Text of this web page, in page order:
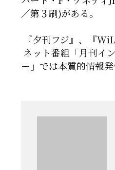
／第３刷)がある。
『夕刊フジ』、『
ネット番組「月刊イ
ー」では本質的情報発